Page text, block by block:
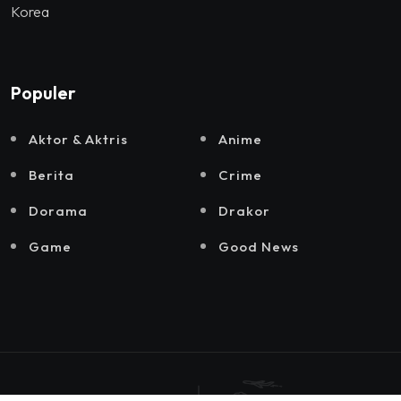
Korea
Populer
Aktor & Aktris Anime
Berita Crime
Dorama Drakor
Game Good News